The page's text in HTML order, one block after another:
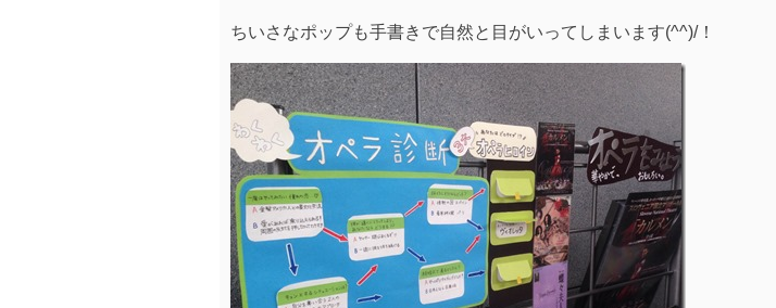
ちいさなポップも手書きで自然と目がいってしまいます(^^)/！